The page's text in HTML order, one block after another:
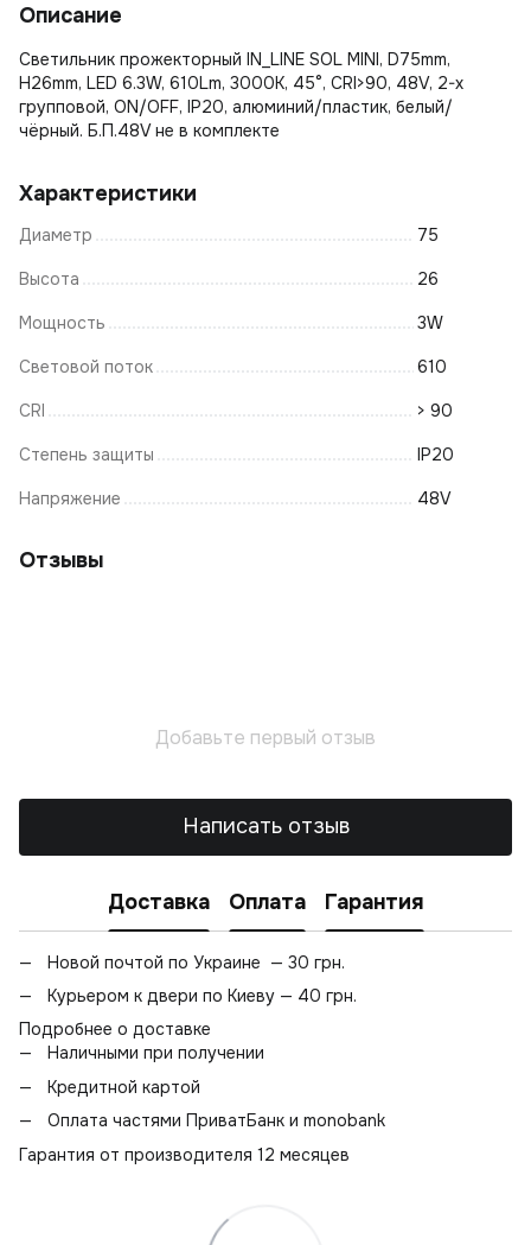
Описание
Светильник прожекторный IN_LINE SOL MINI, D75mm,
H26mm, LED 6.3W, 610Lm, 3000К, 45°, CRI>90, 48V, 2-х
групповой, ON/OFF, IP20, алюминий/пластик, белый/
чёрный. Б.П.48V не в комплекте
Характеристики
Диаметр 75
Высота 26
Мощность 3W
Световой поток 610
CRI > 90
Степень защиты IP20
Напряжение 48V
Отзывы
Добавьте первый отзыв
Написать отзыв
Доставка Оплата Гарантия
Новой почтой по Украине — 30 грн.
Курьером к двери по Киеву — 40 грн.
Подробнее о доставке
Наличными при получении
Кредитной картой
Оплата частями ПриватБанк и monobank
Гарантия от производителя 12 месяцев